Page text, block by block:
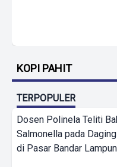
KOPI PAHIT
TERPOPULER
Dosen Polinela Teliti
Salmonella pada
di Pasar Bandar